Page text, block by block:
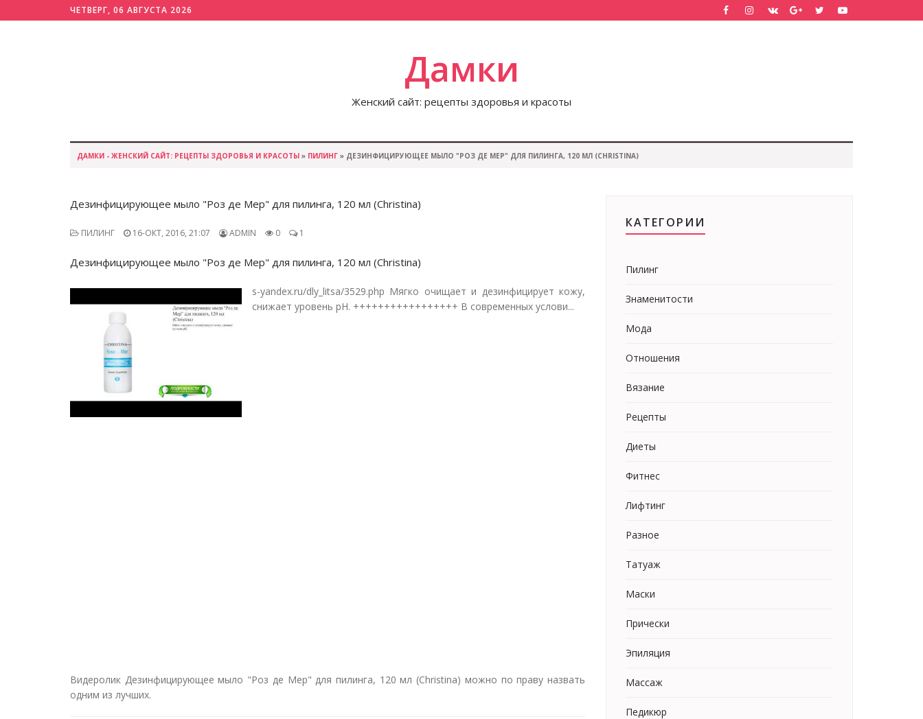
ЧЕТВЕРГ, 06 АВГУСТА 2026
Дамки
Женский сайт: рецепты здоровья и красоты
ДАМКИ - ЖЕНСКИЙ САЙТ: РЕЦЕПТЫ ЗДОРОВЬЯ И КРАСОТЫ » ПИЛИНГ » ДЕЗИНФИЦИРУЮЩЕЕ МЫЛО "РОЗ ДЕ МЕР" ДЛЯ ПИЛИНГА, 120 МЛ (CHRISTINA)
Дезинфицирующее мыло "Роз де Мер" для пилинга, 120 мл (Christina)
ПИЛИНГ 16-ОКТ, 2016, 21:07 ADMIN 0 1
Дезинфицирующее мыло "Роз де Мер" для пилинга, 120 мл (Christina)
s-yandex.ru/dly_litsa/3529.php Мягко очищает и дезинфицирует кожу,
снижает уровень pH. +++++++++++++++++ В современных услови...
Видеролик Дезинфицирующее мыло "Роз де Мер" для пилинга, 120 мл (Christina) можно по праву назвать
одним из лучших.
КАТЕГОРИИ
Пилинг
Знаменитости
Мода
Отношения
Вязание
Рецепты
Диеты
Фитнес
Лифтинг
Разное
Татуаж
Маски
Прически
Эпиляция
Массаж
Педикюр